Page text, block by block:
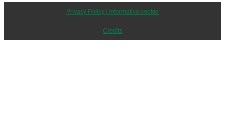
Privacy Policy | Informativa cookie
Credits